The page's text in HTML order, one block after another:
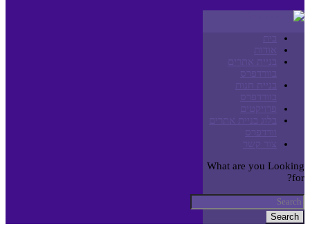
בית
אודות
בניית אתרים
בוורדפרס
בניית חנות
בוורדפרס
פרויקטים
בלוג בניית אתרים
וורדפרס
צור קשר
What are you Looking
for?
Search